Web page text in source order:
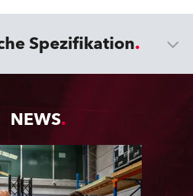
Spezifikation
NEWS